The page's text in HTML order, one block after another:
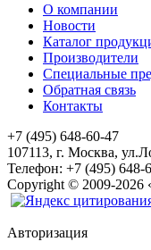
О компании
Новости
Каталог
Производители
Специальные
Обратная связь
Контакты
+7 (495) 648-60-47
107113, г. Москва,
Телефон: +7 (495) 648-
Copyright © 2009-2026
Авторизация